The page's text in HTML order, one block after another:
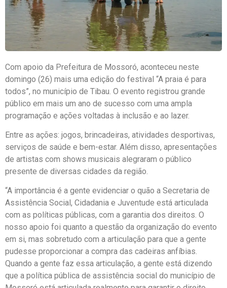
Com apoio da Prefeitura de Mossoró, aconteceu neste
domingo (26) mais uma edição do festival “A praia é para
todos”, no município de Tibau. O evento registrou grande
público em mais um ano de sucesso com uma ampla
programação e ações voltadas à inclusão e ao lazer.
Entre as ações: jogos, brincadeiras, atividades desportivas,
serviços de saúde e bem-estar. Além disso, apresentações
de artistas com shows musicais alegraram o público
presente de diversas cidades da região.
“A importância é a gente evidenciar o quão a Secretaria de
Assistência Social, Cidadania e Juventude está articulada
com as políticas públicas, com a garantia dos direitos. O
nosso apoio foi quanto a questão da organização do evento
em si, mas sobretudo com a articulação para que a gente
pudesse proporcionar a compra das cadeiras anfíbias.
Quando a gente faz essa articulação, a gente está dizendo
que a política pública de assistência social do município de